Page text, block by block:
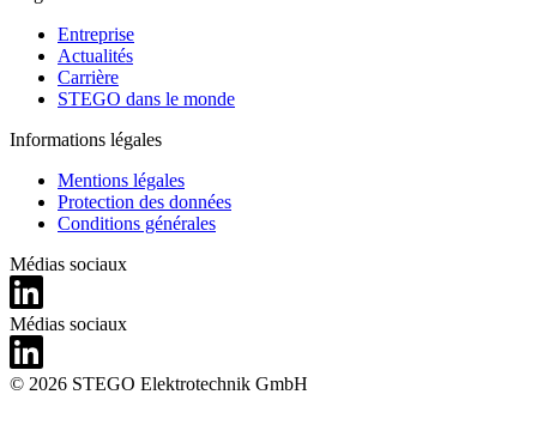
Entreprise
Actualités
Carrière
STEGO dans le monde
Informations légales
Mentions légales
Protection des données
Conditions générales
Médias sociaux
Médias sociaux
© 2026 STEGO Elektrotechnik GmbH